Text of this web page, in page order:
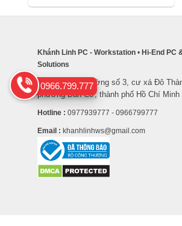
Khánh Linh PC - Workstation • Hi-End PC
Solutions
Địa Chỉ : 26/5 đường số 3, cư xá Đô
phường Bàn Cờ, thành phố Hồ Chí Minh
Hotline : 0977939777 - 0966799777
Email : khanhlinhws@gmail.com
0966.799.777